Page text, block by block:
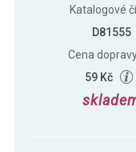
MAXXIVA
Katalogové
D81555
Cena
59 Kč